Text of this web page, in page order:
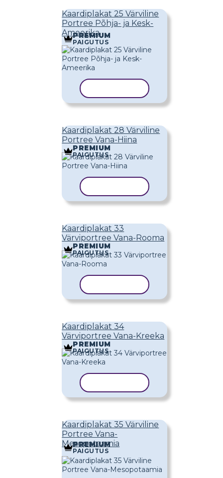
Kaardiplakat 25 Värviline
Portree Põhja- ja Kesk-
Ameerika
PREMIUM
PAIGUTUS
Kaardiplakat 28 Värviline
Portree Vana-Hiina
PREMIUM
PAIGUTUS
Kaardiplakat 33
Värviportree Vana-Rooma
PREMIUM
PAIGUTUS
Kaardiplakat 34
Värviportree Vana-Kreeka
PREMIUM
PAIGUTUS
Kaardiplakat 35 Värviline
Portree Vana-
Mesopotaamia
PREMIUM
PAIGUTUS